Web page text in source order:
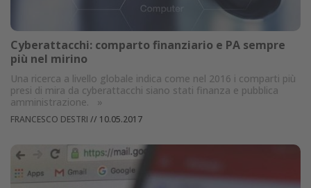
Cyberattacchi: comparto finanziario e PA sempre
più nel mirino
Una ricerca a livello globale indica come nel 2016 i comparti più
presi di mira da cyberattacchi siano stati finanza e pubblica
amministrazione.
»
FRANCESCO DESTRI // 10.05.2017